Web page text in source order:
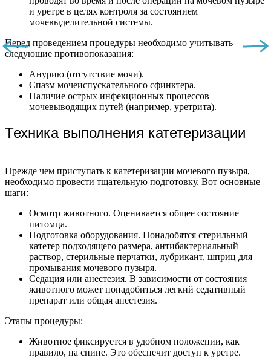
и уретре в целях контроля за состоянием
мочевыделительной системы.
Перед проведением процедуры необходимо учитывать
следующие противопоказания:
Анурию (отсутствие мочи).
Спазм мочеиспускательного сфинктера.
Наличие острых инфекционных процессов
мочевыводящих путей (например, уретрита).
Техника выполнения катетеризации
Прежде чем приступать к катетеризации мочевого пузыря,
необходимо провести тщательную подготовку. Вот основные
шаги:
Осмотр животного. Оценивается общее состояние
питомца.
Подготовка оборудования. Понадобятся стерильный
катетер подходящего размера, антибактериальный
раствор, стерильные перчатки, лубрикант, шприц для
промывания мочевого пузыря.
Седация или анестезия. В зависимости от состояния
животного может понадобиться легкий седативный
препарат или общая анестезия.
Этапы процедуры:
Животное фиксируется в удобном положении, как
правило, на спине. Это обеспечит доступ к уретре.